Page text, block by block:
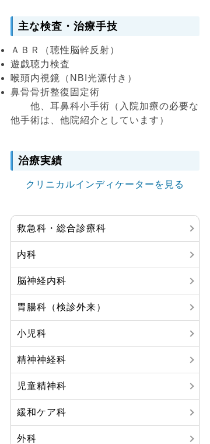
主な検査・治療手技
ＡＢＲ（聴性脳幹反射）
遊戯聴力検査
喉頭内視鏡（NBI光源付き）
鼻骨骨折整復固定術
他、耳鼻科小手術（入院加療の必要な
他手術は、他院紹介としています）
治療実績
クリニカルインディケーターを見る
救急科・総合診療科
内科
脳神経内科
胃腸科（検診外来）
小児科
精神神経科
児童精神科
緩和ケア科
外科